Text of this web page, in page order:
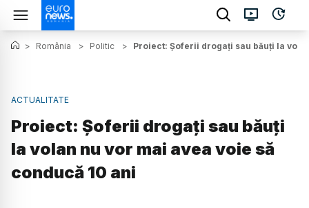
> România > Politic > Proiect: Șoferii drogați sau băuți la
ACTUALITATE
Proiect: Șoferii drogați sau băuți
la volan nu vor mai avea voie să
conducă 10 ani